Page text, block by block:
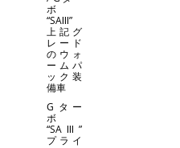
ボ
“SAⅢ”
上記グ
レード
のウォ
ームパ
ック装
備車
Gター
ボ
“SAⅢ”
プライ